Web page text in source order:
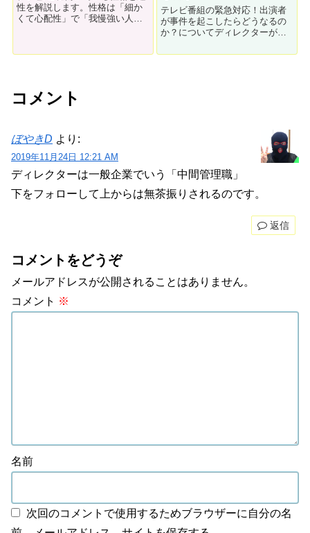
性を解説します。性格は「細か
くて心配性」で「我慢強い人」
やり続けられる人です。受験勉
テレビ番組の緊急対応！出演者
が事件を起こしたらどうなるの
か？についてディレクターが解
という話です。
コメント
ぼやきD より:
2019年11月24日 12:21 AM
ディレクターは一般企業でいう「中間管理職」
下をフォローして上からは無茶振りされるのです。
返信
コメントをどうぞ
メールアドレスが公開されることはありません。
コメント ※
名前
次回のコメントで使用するためブラウザーに自分の名